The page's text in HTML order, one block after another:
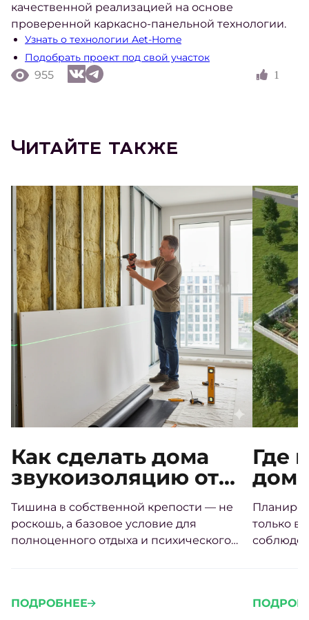
качественной реализацией на основе
проверенной каркасно-панельной технологии.
Узнать о технологии Aet-Home
Подобрать проект под свой участок
955 1
Читайте также
Как сделать дома
звукоизоляцию от
соседей своими
руками
Тишина в собственной крепости — не
роскошь, а базовое условие для
полноценного отдыха и психического
ПОДРОБНЕЕ
Где
дом
только
проблем